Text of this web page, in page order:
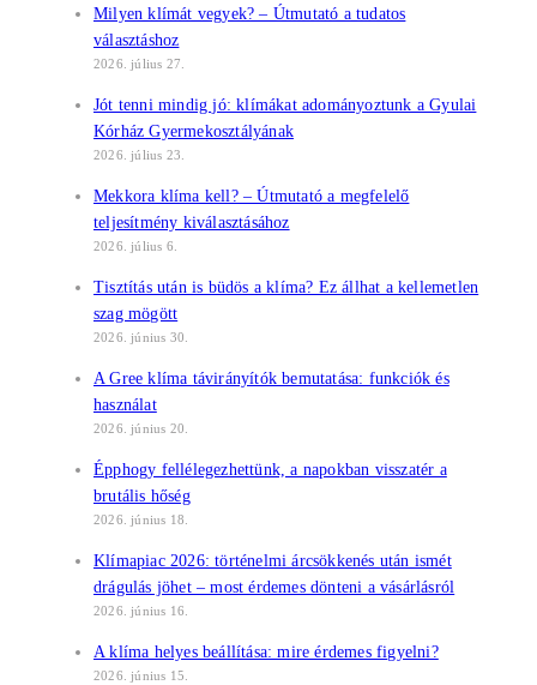
Milyen klímát vegyek? – Útmutató a tudatos
választáshoz
2026. július 27.
Jót tenni mindig jó: klímákat adományoztunk a Gyulai
Kórház Gyermekosztályának
2026. július 23.
Mekkora klíma kell? – Útmutató a megfelelő
teljesítmény kiválasztásához
2026. július 6.
Tisztítás után is büdös a klíma? Ez állhat a kellemetlen
szag mögött
2026. június 30.
A Gree klíma távirányítók bemutatása: funkciók és
használat
2026. június 20.
Épphogy fellélegezhettünk, a napokban visszatér a
brutális hőség
2026. június 18.
Klímapiac 2026: történelmi árcsökkenés után ismét
drágulás jöhet – most érdemes dönteni a vásárlásról
2026. június 16.
A klíma helyes beállítása: mire érdemes figyelni?
2026. június 15.